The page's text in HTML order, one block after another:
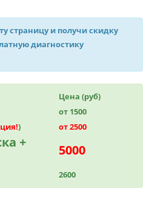
страницу и получискидку
диагностику
Цена (руб)
от 1500
) от 2500
+
5000
2600